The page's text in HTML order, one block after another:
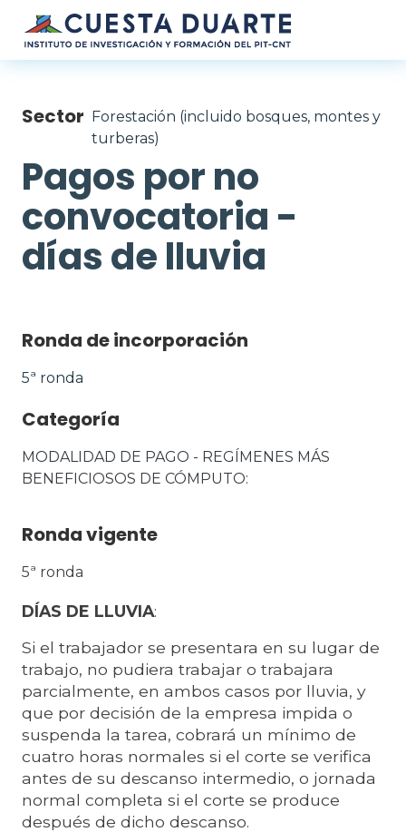
Pasar al contenido principal
Sector
Forestación (incluido bosques, montes y
turberas)
Pagos por no
convocatoria -
días de lluvia
Ronda de incorporación
5ª ronda
Categoría
MODALIDAD DE PAGO - REGÍMENES MÁS
BENEFICIOSOS DE CÓMPUTO
Ronda vigente
5ª ronda
DÍAS DE LLUVIA:
Si el trabajador se presentara en su lugar de
trabajo, no pudiera trabajar o trabajara
parcialmente, en ambos casos por lluvia, y
que por decisión de la empresa impida o
suspenda la tarea, cobrará un mínimo de
cuatro horas normales si el corte se verifica
antes de su descanso intermedio, o jornada
normal completa si el corte se produce
después de dicho descanso.